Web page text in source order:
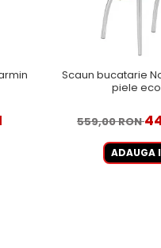
Scaun bucatarie
piele
559,00 RON
ADAUGA